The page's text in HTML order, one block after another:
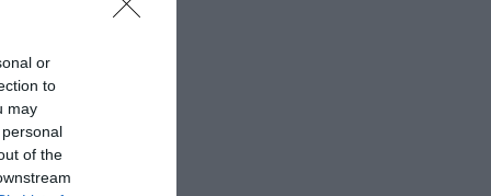
or
to
may
of the